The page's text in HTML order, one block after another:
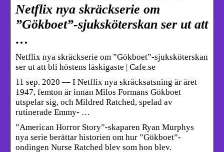
Netflix nya skräckserie om
”Gökboet”-sjuksköterskan ser ut att
…
Netflix nya skräckserie om ”Gökboet”-sjuksköterskan
ser ut att bli höstens läskigaste | Cafe.se
11 sep. 2020 — I Netflix nya skräcksatsning är året
1947, femton år innan Milos Formans Gökboet
utspelar sig, och Mildred Ratched, spelad av
rutinerade Emmy- …
”American Horror Story”-skaparen Ryan Murphys
nya serie berättar historien om hur ”Gökboet”-
ondingen Nurse Ratched blev som hon blev.